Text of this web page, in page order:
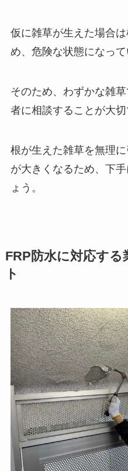
仮に雑草が生えた場合
め、危険な状態になって
そのため、わずかな雑
者に相談することが大切
根が生えた雑草を無理
が大きくなるため、下
ょう。
FRP防水に対応す
ト